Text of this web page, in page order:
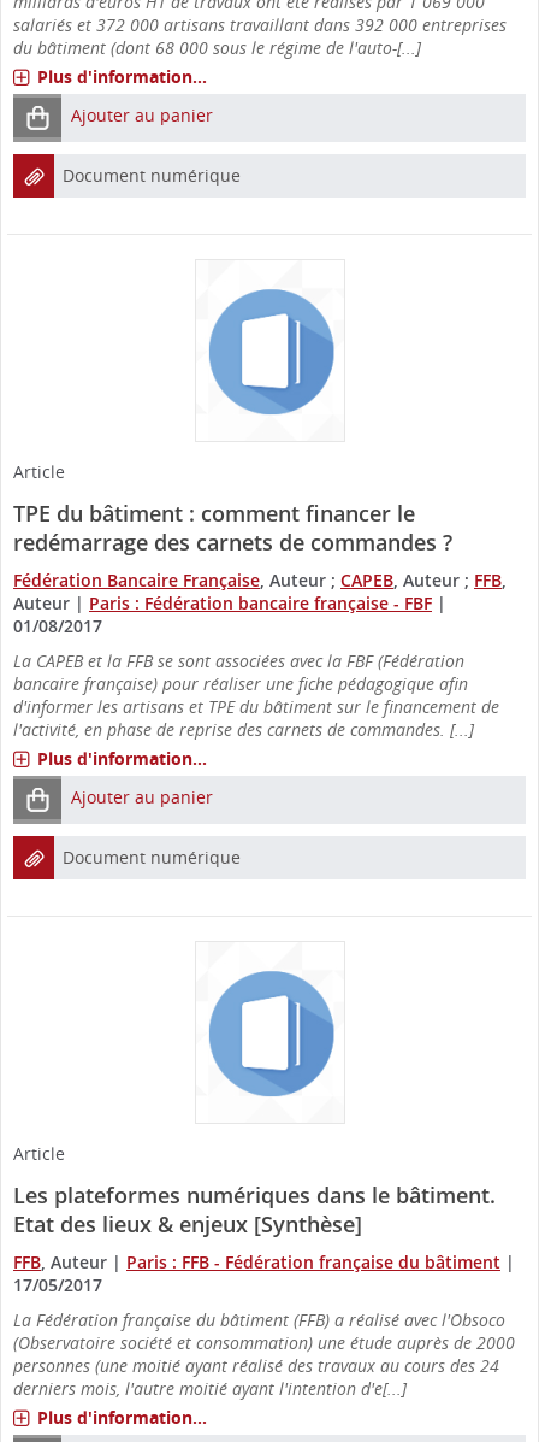
salariés et 372 000 artisans travaillant dans 392 000 entreprises
du bâtiment (dont 68 000 sous le régime de l'auto-[...]
Plus d'information...
Ajouter au panier
Document numérique
Article
TPE du bâtiment : comment financer le
redémarrage des carnets de commandes ?
Fédération Bancaire Française , Auteur ; CAPEB , Auteur ; FFB
Auteur | Paris : Fédération bancaire française - FBF |
01/08/2017
La CAPEB et la FFB se sont associées avec la FBF (Fédération
bancaire française) pour réaliser une fiche pédagogique afin
d'informer les artisans et TPE du bâtiment sur le financement de
l'activité, en phase de reprise des carnets de commandes. [...]
Plus d'information...
Ajouter au panier
Document numérique
Article
Les plateformes numériques dans le bâtiment.
Etat des lieux & enjeux [Synthèse]
FFB , Auteur | Paris : FFB - Fédération française du bâtiment |
17/05/2017
La Fédération française du bâtiment (FFB) a réalisé avec l'Obsoco
(Observatoire société et consommation) une étude auprès de 2000
personnes (une moitié ayant réalisé des travaux au cours des 24
derniers mois, l'autre moitié ayant l'intention d'e[...]
Plus d'information...